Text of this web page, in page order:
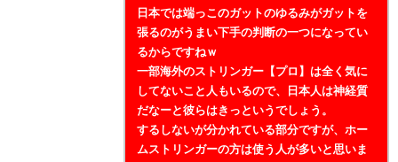
日本では端っこのガットのゆるみがガットを
張るのがうまい下手の判断の一つになってい
るからですねｗ
一部海外のストリンガー【プロ】は全く気に
してないこと人もいるので、日本人は神経質
だなーと彼らはきっというでしょう。
するしないが分かれている部分ですが、ホー
ムストリンガーの方は使う人が多いと思いま